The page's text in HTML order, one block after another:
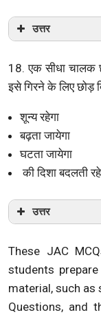
उत्तर
18. एक सीधा चालक
इसे गिरने के लिए छोड़
शून्य रहेगा
बढ़ता जायेगा
घटता जायेगा
की दिशा बदलती
उत्तर
These JAC
students
material, such as
Questions, and